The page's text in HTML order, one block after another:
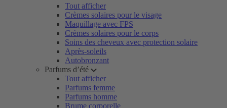
Tout afficher
Crèmes solaires pour le visage
Maquillage avec FPS
Crèmes solaires pour le corps
Soins des cheveux avec protection solaire
Après-soleils
Autobronzant
Parfums d’été
Tout afficher
Parfums femme
Parfums homme
Brume corporelle